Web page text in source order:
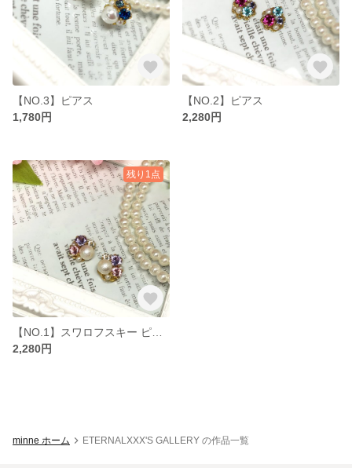
【NO.3】ピアス
1,780円
【NO.2】ピアス
2,280円
残り1点
2,280円
minne ホーム ETERNALXXX'S GALLERY の作品一覧